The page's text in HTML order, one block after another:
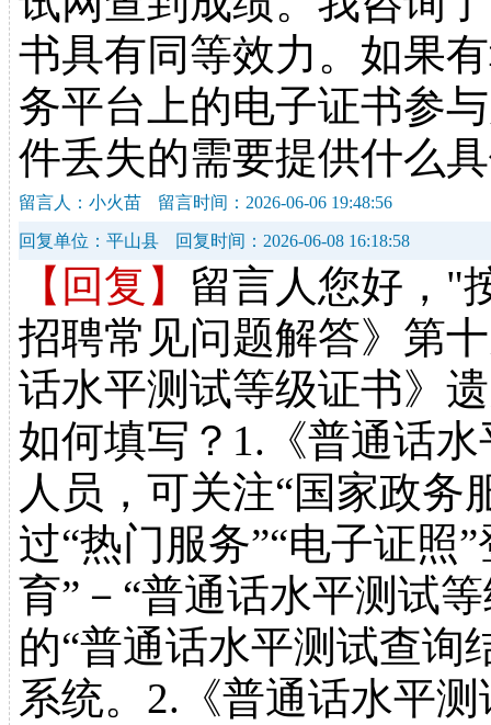
书具有同等效力。如果
务平台上的电子证书参
件丢失的需要提供什么
留言人：小火苗 留言时间：2026-06-06 19:48:56
回复单位：平山县 回复时间：2026-06-08 16:18:58
【回复】 留言人您好，"
招聘常见问题解答》第
话水平测试等级证书》
如何填写？1.《普通话
人员，可关注“国家政务
过“热门服务”“电子证照
育”－“普通话水平测试
的“普通话水平测试查询
系统。2.《普通话水平